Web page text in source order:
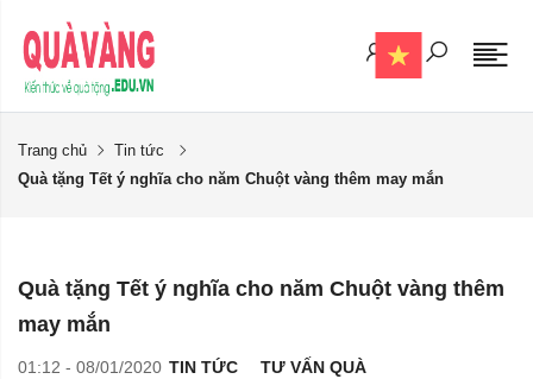
Trang chủ
Tin tức
Quà tặng Tết ý nghĩa cho năm Chuột vàng thêm may mắn
Quà tặng Tết ý nghĩa cho năm Chuột vàng thêm
may mắn
01:12 - 08/01/2020 TIN TỨC TƯ VẤN QUÀ